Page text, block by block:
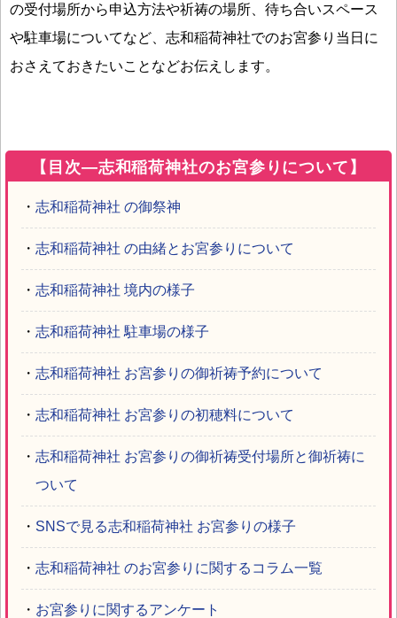
の受付場所から申込方法や祈祷の場所、待ち合いスペース
や駐車場についてなど、志和稲荷神社でのお宮参り当日に
おさえておきたいことなどお伝えします。
【目次―志和稲荷神社のお宮参りについて】
・ 志和稲荷神社 の御祭神
・ 志和稲荷神社 の由緒とお宮参りについて
・ 志和稲荷神社 境内の様子
・ 志和稲荷神社 駐車場の様子
・ 志和稲荷神社 お宮参りの御祈祷予約について
・ 志和稲荷神社 お宮参りの初穂料について
・ 志和稲荷神社 お宮参りの御祈祷受付場所と御祈祷に
ついて
・ SNSで見る志和稲荷神社 お宮参りの様子
・ 志和稲荷神社 のお宮参りに関するコラム一覧
・ お宮参りに関するアンケート